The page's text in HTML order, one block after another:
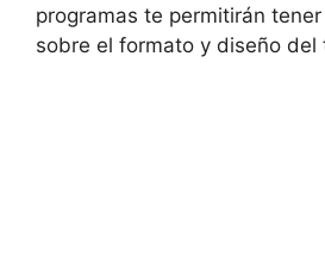
programas te permitirán
sobre el formato y diseño del